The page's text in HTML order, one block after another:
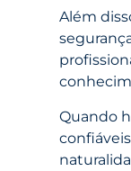
Além
Quando